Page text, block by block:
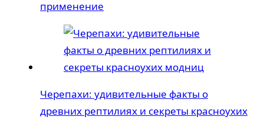
применение
Черепахи: удивительные факты о
древних рептилиях и секреты красноухих